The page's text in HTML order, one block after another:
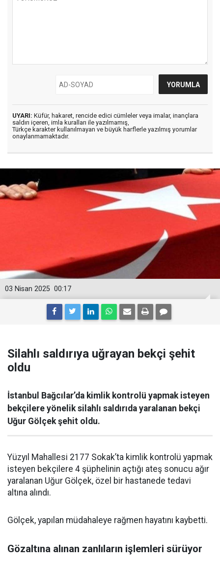
UYARI: Küfür, hakaret, rencide edici cümleler veya imalar, inançlara
saldırı içeren, imla kuralları ile yazılmamış,
Türkçe karakter kullanılmayan ve büyük harflerle yazılmış yorumlar
onaylanmamaktadır.
00:17
03 Nisan 2025
Silahlı saldırıya uğrayan bekçi şehit
oldu
İstanbul Bağcılar’da kimlik kontrolü yapmak isteyen
bekçilere yönelik silahlı saldırıda yaralanan bekçi
Uğur Gölçek şehit oldu.
Yüzyıl Mahallesi 2177 Sokak’ta kimlik kontrolü yapmak
isteyen bekçilere 4 şüphelinin açtığı ateş sonucu ağır
yaralanan Uğur Gölçek, özel bir hastanede tedavi
altına alındı.
Gölçek, yapılan müdahaleye rağmen hayatını kaybetti.
Gözaltına alınan zanlıların işlemleri sürüyor